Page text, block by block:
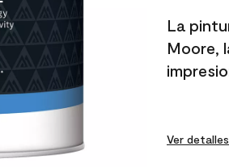
La
Moore,
Ver